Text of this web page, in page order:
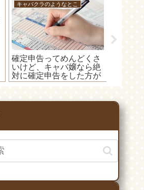
キャバクラのようなとこ
確定申告ってめんどくさ
いけど、キャバ嬢なら絶
対に確定申告をした方が
いいたった1つの理由！